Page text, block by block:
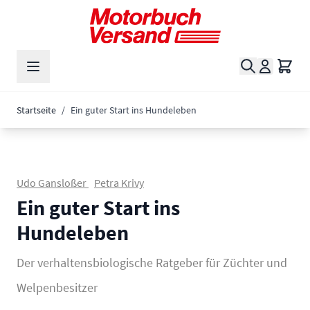
Zum Inhalt springen
Suche
Startseite / Ein guter Start ins Hundeleben
Udo Gansloßer Petra Krivy
Ein guter Start ins
Hundeleben
Der verhaltensbiologische Ratgeber für Züchter und
Welpenbesitzer